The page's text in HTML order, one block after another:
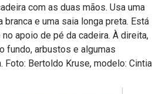
com as duas mãos. Usa uma
branca e uma saia longa preta. Está
apoio de pé da cadeira. À direita,
fundo, arbustos e algumas
Foto: Bertoldo Kruse, modelo: Cintia